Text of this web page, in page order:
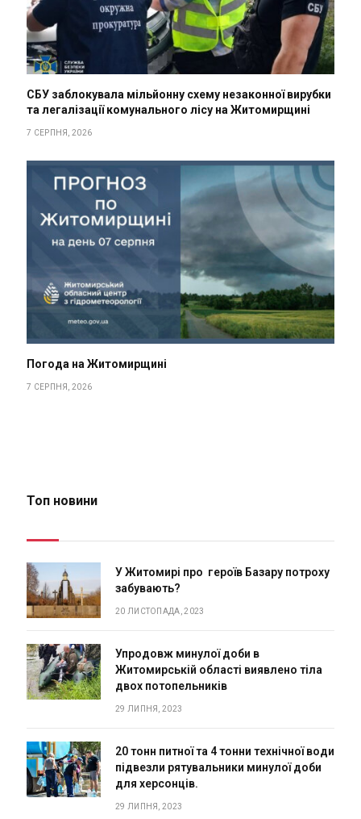
СБУ заблокувала мільйонну схему незаконної вирубки
та легалізації комунального лісу на Житомирщині
7 СЕРПНЯ, 2026
Погода на Житомирщині
7 СЕРПНЯ, 2026
Топ новини
У Житомирі про героїв Базару потроху
забувають?
20 ЛИСТОПАДА, 2023
Упродовж минулої доби в
Житомирській області виявлено тіла
двох потопельників
29 ЛИПНЯ, 2023
20 тонн питної та 4 тонни технічної води
підвезли рятувальники минулої доби
для херсонців.
29 ЛИПНЯ, 2023